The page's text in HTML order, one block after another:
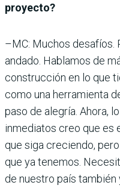
proyecto?
–MC: Muchos desafíos.
andado. Hablamos de
construcción en lo que
como una herramienta
paso de alegría. Ahora,
inmediatos creo que es
que siga creciendo,
que ya tenemos.
de nuestro país